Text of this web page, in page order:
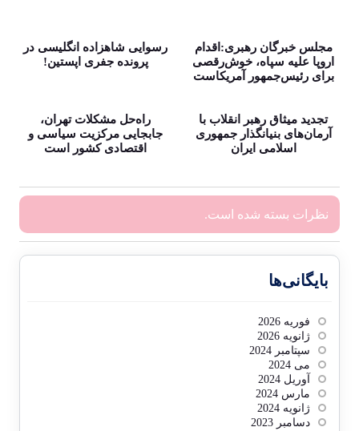
مجلس خبرگان رهبری:اقدام
اروپا علیه سپاه، خوش‌رقصی
برای رئیس‌جمهور آمریکاست
رسوایی شاهزاده انگلیسی در
پرونده جفری اپستین!
تجدید میثاق رهبر انقلاب با
آرمان‌های بنیانگذار جمهوری
اسلامی ایران
راه‌حل مشکلات تهران،
جابجایی مرکزیت سیاسی و
اقتصادی کشور است
نظرات بسته شده است.
بایگانی‌ها
فوریه 2026
ژانویه 2026
سپتامبر 2024
می 2024
آوریل 2024
مارس 2024
ژانویه 2024
دسامبر 2023